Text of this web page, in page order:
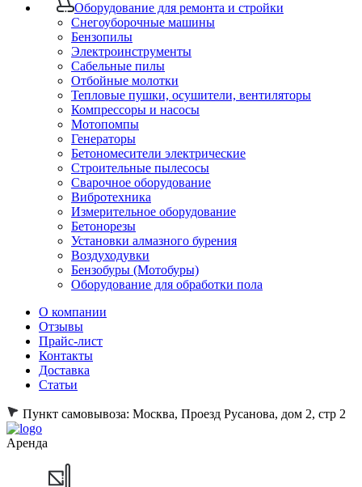
Оборудование для ремонта и стройки
Снегоуборочные машины
Бензопилы
Электроинструменты
Сабельные пилы
Отбойные молотки
Тепловые пушки, осушители, вентиляторы
Компрессоры и насосы
Мотопомпы
Генераторы
Бетономесители электрические
Строительные пылесосы
Сварочное оборудование
Вибротехника
Измерительное оборудование
Бетонорезы
Установки алмазного бурения
Воздуходувки
Бензобуры (Мотобуры)
Оборудование для обработки пола
О компании
Отзывы
Прайс-лист
Контакты
Доставка
Статьи
Пункт самовывоза: Москва, Проезд Русанова, дом 2, стр 2
Аренда